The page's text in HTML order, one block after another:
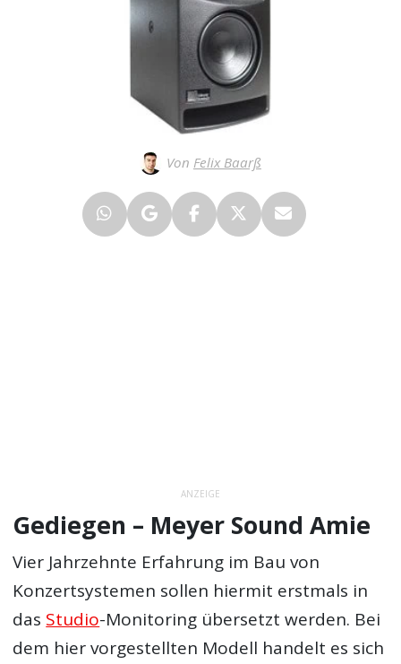
Von Felix Baarß
ANZEIGE
Gediegen – Meyer Sound Amie
Vier Jahrzehnte Erfahrung im Bau von
Konzertsystemen sollen hiermit erstmals in
das Studio-Monitoring übersetzt werden. Bei
dem hier vorgestellten Modell handelt es sich